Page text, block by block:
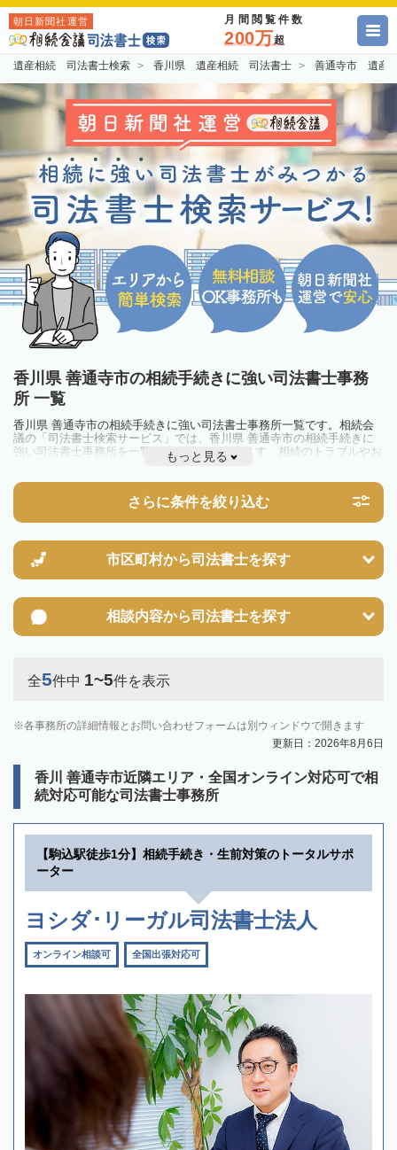
朝日新聞社運営 月間閲覧件数
200万超
遺産相続 司法書士検索 香川県 遺産相続 司法書士 善通寺市 遺産
香川県 善通寺市の相続手続きに強い司法書士事務
所 一覧
香川県 善通寺市の相続手続きに強い司法書士事務所一覧です。相続会
議の「司法書士検索サービス」では、香川県 善通寺市の相続手続きに
強い司法書士事務所を一覧で見ることが出来ます。相続のトラブルやお
悩みを抱えている方は一度近隣の司法書士に相談してみましょう。
もっと見る
さらに条件を絞り込む
市区町村から司法書士を探す
相談内容から司法書士を探す
全5件中 1~5件を表示
各事務所の詳細情報とお問い合わせフォームは別ウィンドウで開きます
更新日：2026年8月6日
香川 善通寺市近隣エリア・全国オンライン対応可で相
続対応可能な司法書士事務所
【駒込駅徒歩1分】相続手続き・生前対策のトータルサポ
ーター
ヨシダ･リーガル司法書士法人
オンライン相談可 全国出張対応可